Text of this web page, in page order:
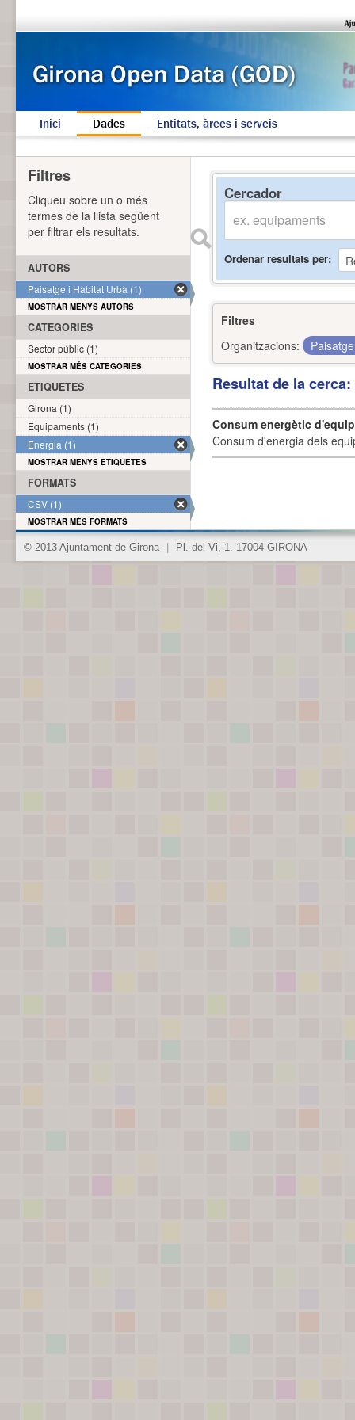
Inici Dades Entitats, àrees i serveis
Cercador
Ordenar resultats per
Filtres
Organitzacions:
Resultat de la
Consum energètic
Consum d'energia dels
Filtres
Cliqueu sobre un o més
termes de la llista següent
per filtrar els resultats.
AUTORS
Paisatge i Hàbitat Urbà (1)
MOSTRAR MENYS AUTORS
CATEGORIES
Sector públic (1)
MOSTRAR MÉS CATEGORIES
ETIQUETES
Girona (1)
Equipaments (1)
Energia (1)
MOSTRAR MENYS ETIQUETES
FORMATS
CSV (1)
MOSTRAR MÉS FORMATS
© 2013 Ajuntament de Girona Pl. del Vi, 1. 17004 GIRONA